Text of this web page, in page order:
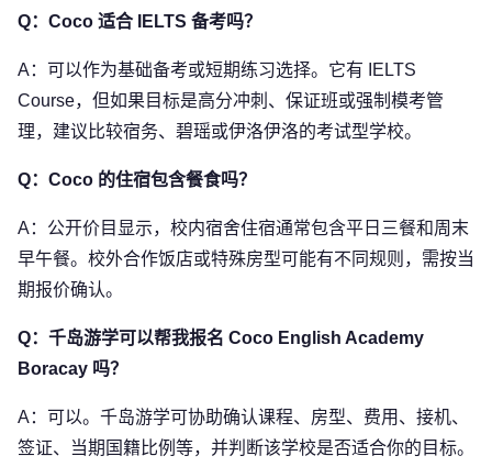
Q：Coco 适合 IELTS 备考吗？
A：可以作为基础备考或短期练习选择。它有 IELTS
Course，但如果目标是高分冲刺、保证班或强制模考管
理，建议比较宿务、碧瑶或伊洛伊洛的考试型学校。
Q：Coco 的住宿包含餐食吗？
A：公开价目显示，校内宿舍住宿通常包含平日三餐和周末
早午餐。校外合作饭店或特殊房型可能有不同规则，需按当
期报价确认。
Q：千岛游学可以帮我报名 Coco English Academy
Boracay 吗？
A：可以。千岛游学可协助确认课程、房型、费用、接机、
签证、当期国籍比例等，并判断该学校是否适合你的目标。